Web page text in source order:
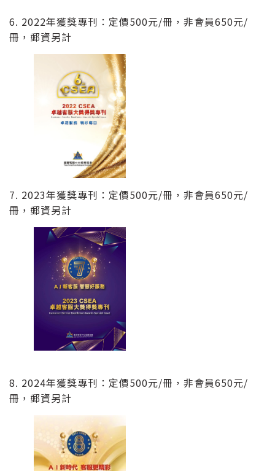
6. 2022年獲獎專刊：定價500元/冊，非會員650元/
冊，郵資另計
7. 2023年獲獎專刊：定價500元/冊，非會員650元/
冊，郵資另計
8. 2024年獲獎專刊：定價500元/冊，非會員650元/
冊，郵資另計